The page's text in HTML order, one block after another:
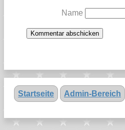
Name
Startseite Admin-Bereich